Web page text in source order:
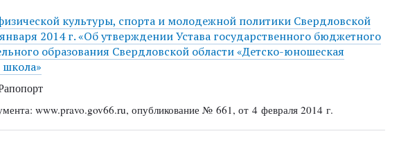
культуры, спорта и молодежной политики Свердловской
2014 г. «Об утверждении Устава государственного бюджетного
образования Свердловской области «Детско-юношеская
www.pravo.gov66.ru, опубликование № 661, от 4 февраля 2014 г.